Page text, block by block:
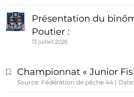
Présentation du
Poutier :
13 juillet 2026
Championnat « Junior
Source: Fédération de pêche 44